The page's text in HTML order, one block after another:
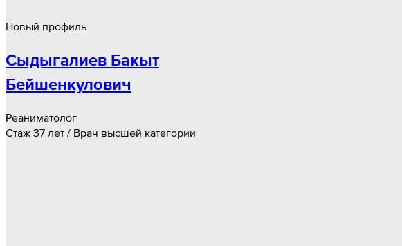
Новый профиль
Сыдыгалиев Бакыт
Бейшенкулович
Реаниматолог
Стаж 37 лет / Врач высшей категории